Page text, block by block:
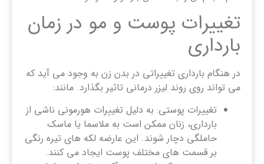
تغییرات پوست و مو در زمان
بارداری
در هنگام بارداری تغییراتی در بدن زن به وجود می آید که
می تواند روی روند لیزر درمانی تاثیر بگذارد. مانند:
تغییرات پوستی: به دلیل تغییرات هورمونی ناشی از
بارداری، زنان ممکن است به ملاسما یا ماسک
حاملگی دچار شوند. این عارضه لکه های تیره رنگی
بر قسمت های مختلف پوست ایجاد می کنند.